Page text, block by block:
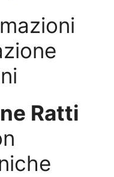
Ratti